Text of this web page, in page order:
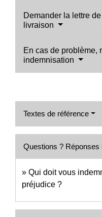
Demander la lettre
livraison
En cas de problème,
indemnisation
Textes de référence
Questions ? Réponses
Qui doit vous
préjudice ?